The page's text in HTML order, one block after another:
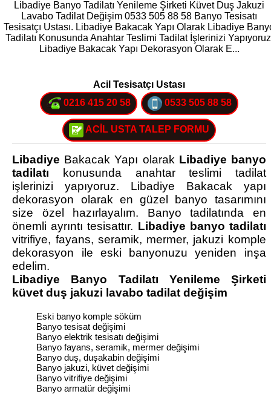
Libadiye Banyo Tadilatı Yenileme Şirketi Küvet Duş Jakuzi
Lavabo Tadilat Değişim 0533 505 88 58 Banyo Tesisatı
Tesisatçı Ustası. Libadiye Bakacak Yapı Olarak Libadiye
Tadilatı Konusunda Anahtar Teslimi Tadilat İşlerinizi
Libadiye Bakacak Yapı Dekorasyon Olarak E...
Acil Tesisatçı Ustası
0216 415 20 58
0533 505 88 58
ACİL USTA TALEP FORMU
Libadiye Bakacak Yapı olarak Libadiye banyo
tadilatı konusunda anahtar teslimi tadilat
işlerinizi yapıyoruz. Libadiye Bakacak yapı
dekorasyon olarak en güzel banyo tasarımını
size özel hazırlayalım. Banyo tadilatında en
önemli ayrıntı tesisattır. Libadiye banyo tadilatı
vitrifiye, fayans, seramik, mermer, jakuzi komple
dekorasyon ile eski banyonuzu yeniden inşa
edelim.
Libadiye Banyo Tadilatı Yenileme Şirketi
küvet duş jakuzi lavabo tadilat değişim
Eski banyo komple söküm
Banyo tesisat değişimi
Banyo elektrik tesisatı değişimi
Banyo fayans, seramik, mermer değişimi
Banyo duş, duşakabin değişimi
Banyo jakuzi, küvet değişimi
Banyo vitrifiye değişimi
Banyo armatür değişimi